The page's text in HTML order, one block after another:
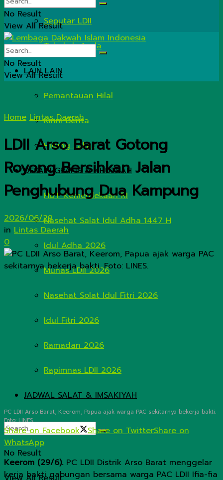
Seputar LDII
Tahukah Anda
LAIN LAIN
Pemantauan Hilal
Kirim Berita
Hitung Zakat
DESAIN GRAFIS & KHUTBAH
HUT Kemerdekaan RI
Nasehat Salat Idul Adha 1447 H
Idul Adha 2026
Munas LDII 2026
Nasehat Solat Idul Fitri 2026
Idul Fitri 2026
Ramadan 2026
Rapimnas LDII 2026
JADWAL SALAT & IMSAKIYAH
No Result
No Result
View All Result
No Result
View All Result
Home Lintas Daerah
LDII Arso Barat Gotong
Royong Bersihkan Jalan
Penghubung Dua Kampung
2026/06/29
in Lintas Daerah
0
PC LDII Arso Barat, Keerom, Papua ajak warga PAC sekitarnya bekerja bakti.
Foto: LINES.
Share on Facebook Share on TwitterShare on
WhatsApp
Keerom (29/6). PC LDII Distrik Arso Barat menggelar
kerja bakti gabungan bersama warga PAC LDII Ifia-fia